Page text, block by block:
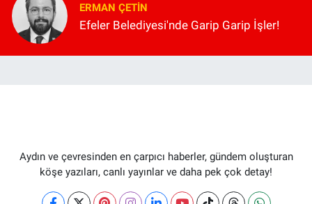
ERMAN ÇETIN
Efeler Belediyesi'nde Garip Garip İşler!
Aydın ve çevresinden en çarpıcı haberler, gündem oluşturan
köşe yazıları, canlı yayınlar ve daha pek çok detay!